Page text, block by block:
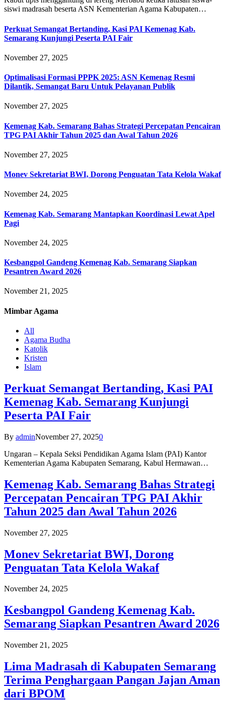
siswi madrasah beserta ASN Kementerian Agama Kabupaten…
Perkuat Semangat Bertanding, Kasi PAI Kemenag Kab.
Semarang Kunjungi Peserta PAI Fair
November 27, 2025
Optimalisasi Formasi PPPK 2025: ASN Kemenag Resmi
Dilantik, Semangat Baru Untuk Pelayanan Publik
November 27, 2025
Kemenag Kab. Semarang Bahas Strategi Percepatan Pencairan
TPG PAI Akhir Tahun 2025 dan Awal Tahun 2026
November 27, 2025
Monev Sekretariat BWI, Dorong Penguatan Tata Kelola Wakaf
November 24, 2025
Kemenag Kab. Semarang Mantapkan Koordinasi Lewat Apel
Pagi
November 24, 2025
Kesbangpol Gandeng Kemenag Kab. Semarang Siapkan
Pesantren Award 2026
November 21, 2025
Mimbar Agama
All
Agama Budha
Katolik
Kristen
Islam
Perkuat Semangat Bertanding, Kasi PAI
Kemenag Kab. Semarang Kunjungi
Peserta PAI Fair
By adminNovember 27, 20250
Ungaran – Kepala Seksi Pendidikan Agama Islam (PAI) Kantor
Kementerian Agama Kabupaten Semarang, Kabul Hermawan…
Kemenag Kab. Semarang Bahas Strategi
Percepatan Pencairan TPG PAI Akhir
Tahun 2025 dan Awal Tahun 2026
November 27, 2025
Monev Sekretariat BWI, Dorong
Penguatan Tata Kelola Wakaf
November 24, 2025
Kesbangpol Gandeng Kemenag Kab.
Semarang Siapkan Pesantren Award 2026
November 21, 2025
Lima Madrasah di Kabupaten Semarang
Terima Penghargaan Pangan Jajan Aman
dari BPOM